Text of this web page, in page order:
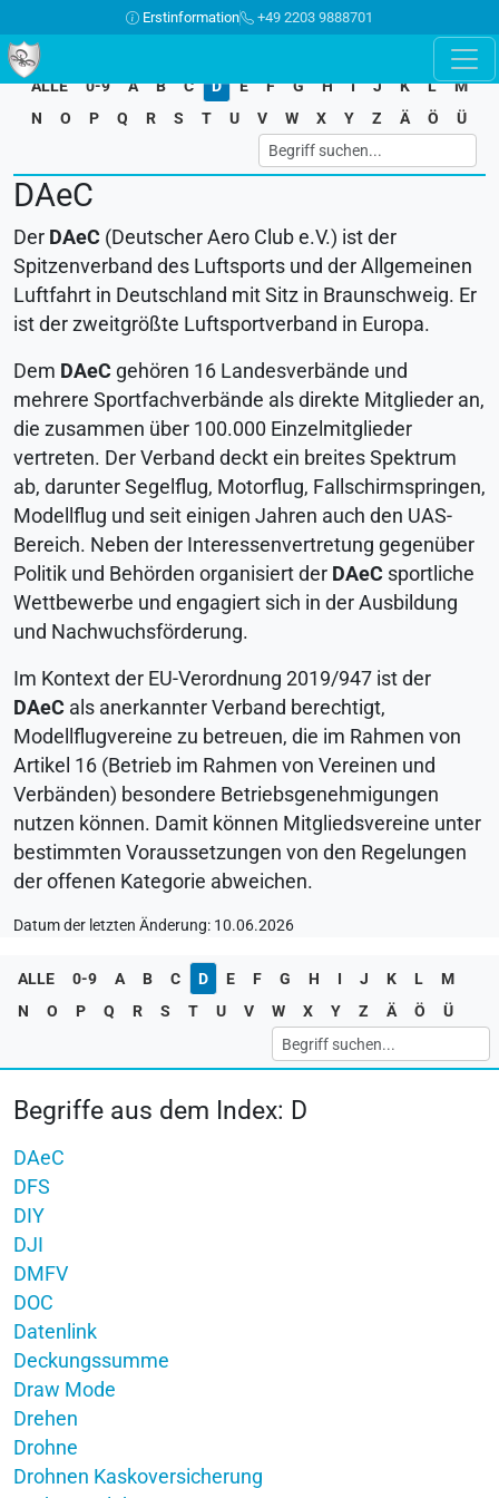
Erstinformation +49 2203 9888701
ALLE 0-9 A B C D E F G H I J K L
M
N
O P Q R S T U V W X Y Z Ä Ö Ü
DAeC
Der DAeC (Deutscher Aero Club e.V.) ist der
Spitzenverband des Luftsports und der Allgemeinen
Luftfahrt in Deutschland mit Sitz in Braunschweig. Er
ist der zweitgrößte Luftsportverband in Europa.
Dem DAeC gehören 16 Landesverbände und
mehrere Sportfachverbände als direkte Mitglieder an,
die zusammen über 100.000 Einzelmitglieder
vertreten. Der Verband deckt ein breites Spektrum
ab, darunter Segelflug, Motorflug, Fallschirmspringen,
Modellflug und seit einigen Jahren auch den UAS-
Bereich. Neben der Interessenvertretung gegenüber
Politik und Behörden organisiert der DAeC sportliche
Wettbewerbe und engagiert sich in der Ausbildung
und Nachwuchsförderung.
Im Kontext der EU-Verordnung 2019/947 ist der
DAeC als anerkannter Verband berechtigt,
Modellflugvereine zu betreuen, die im Rahmen von
Artikel 16 (Betrieb im Rahmen von Vereinen und
Verbänden) besondere Betriebsgenehmigungen
nutzen können. Damit können Mitgliedsvereine unter
bestimmten Voraussetzungen von den Regelungen
der offenen Kategorie abweichen.
Datum der letzten Änderung: 10.06.2026
ALLE 0-9 A B C D E F G H I J K L
M
N
O P Q R S T U V W X Y Z Ä Ö Ü
Begriffe aus dem Index: D
DAeC
DFS
DIY
DJI
DMFV
DOC
Datenlink
Deckungssumme
Draw Mode
Drehen
Drohne
Drohnen Kaskoversicherung